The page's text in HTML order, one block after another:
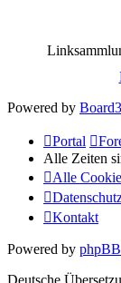
Powered by
Portal
Alle Zeiten
Alle
Kontakt
Powered by phpBB
Deutsche